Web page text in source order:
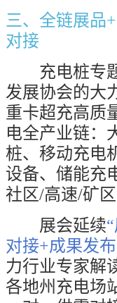
三、全链展品+
对接
充电桩专
发展协会的大
重卡超充高质
电全产业链：
桩、移动充电
设备、储能充
社区/高速/矿
展会延续
对接+成果发
力行业专家解
各地州充电场